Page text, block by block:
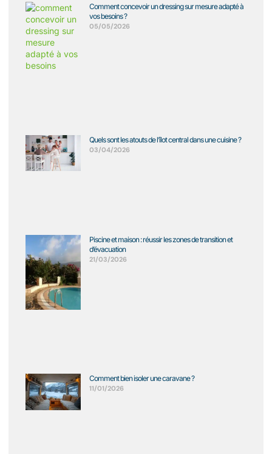
Comment concevoir un dressing sur mesure adapté à
vos besoins ?
05/05/2026
Quels sont les atouts de l’îlot central dans une cuisine ?
03/04/2026
Piscine et maison : réussir les zones de transition et
d’évacuation
21/03/2026
Comment bien isoler une caravane ?
11/01/2026